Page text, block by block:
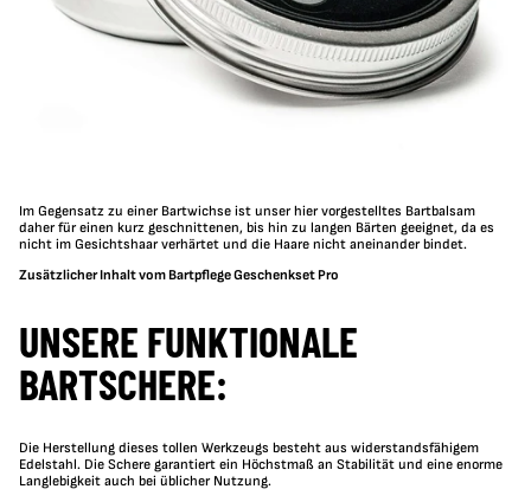
Im Gegensatz zu einer Bartwichse ist unser hier vorgestelltes Bartbalsam
daher für einen kurz geschnittenen, bis hin zu langen Bärten geeignet, da es
nicht im Gesichtshaar verhärtet und die Haare nicht aneinander bindet.
Zusätzlicher Inhalt vom Bartpflege Geschenkset Pro
UNSERE FUNKTIONALE
BARTSCHERE:
Die Herstellung dieses tollen Werkzeugs besteht aus widerstandsfähigem
Edelstahl. Die Schere garantiert ein Höchstmaß an Stabilität und eine enorme
Langlebigkeit auch bei üblicher Nutzung.